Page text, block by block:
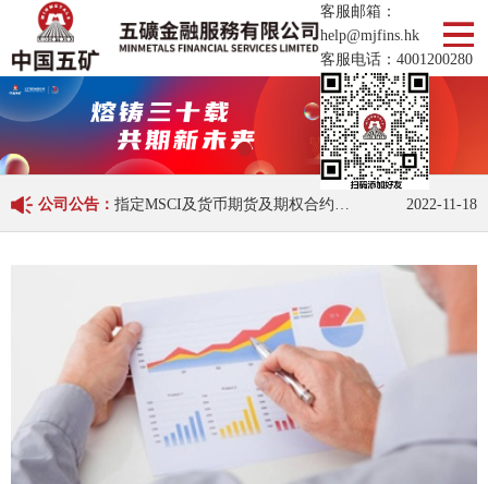
客服邮箱：
help@mjfins.hk
客服电话：4001200280
公司公告：
第九届全球衍生品实盘交易大赛开赛 2022-04-13
2022-11-18
2022-04-13
指定MSCI及货币期货及期权合约交易时段变更 2022-11-18